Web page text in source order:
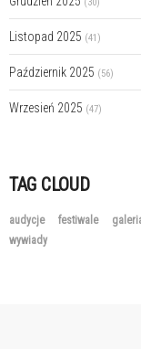
Listopad 2025 (41)
Październik 2025 (56)
Wrzesień 2025 (47)
TAG CLOUD
audycje festiwale
wywiady